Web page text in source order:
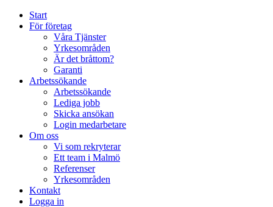
Start
För företag
Våra Tjänster
Yrkesområden
Är det bråttom?
Garanti
Arbetssökande
Arbetssökande
Lediga jobb
Skicka ansökan
Login medarbetare
Om oss
Vi som rekryterar
Ett team i Malmö
Referenser
Yrkesområden
Kontakt
Logga in